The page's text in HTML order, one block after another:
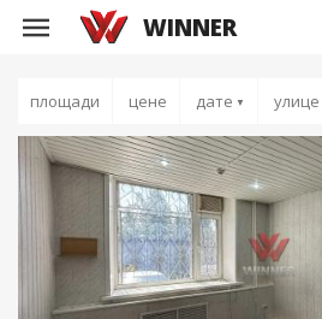
WINNER
площади цене дате ▼ улице